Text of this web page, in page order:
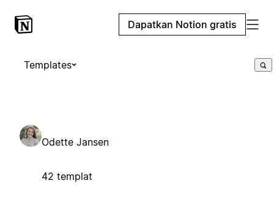
Dapatkan Notion gratis
Templates
Odette Jansen
42 templat